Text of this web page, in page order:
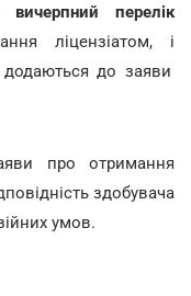
перелік
ліцензіатом, і
до заяви
про отримання
здобувача
умов.